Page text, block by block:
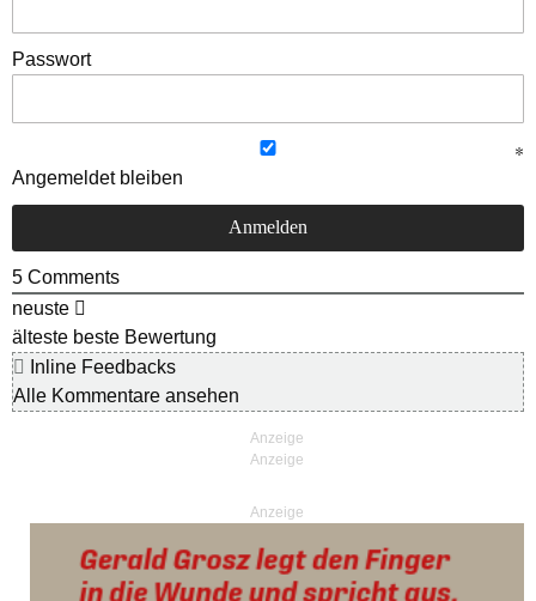
Passwort
Angemeldet bleiben
5 Comments
neuste
älteste beste Bewertung
Inline Feedbacks
Alle Kommentare ansehen
Anzeige